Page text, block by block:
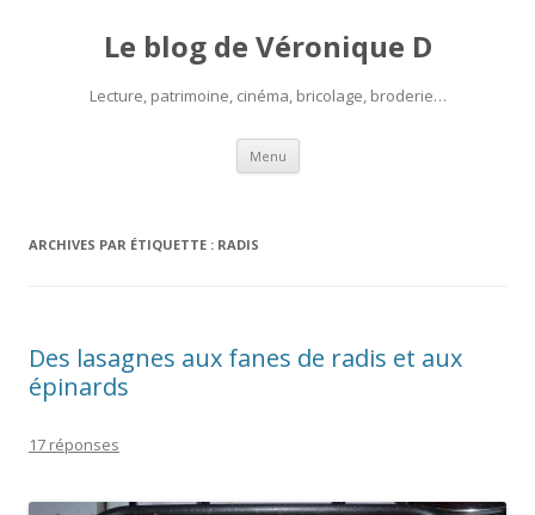
Le blog de Véronique D
Lecture, patrimoine, cinéma, bricolage, broderie…
Menu Aller
contenu
ARCHIVES PAR ÉTIQUETTE : RADIS
Des lasagnes aux fanes de radis et aux
épinards
17 réponses